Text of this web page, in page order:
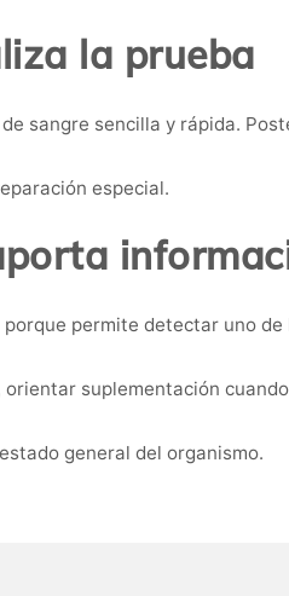
la prueba
sangre sencilla y rápida.
especial.
permite detectar uno
suplementación
general del organismo.